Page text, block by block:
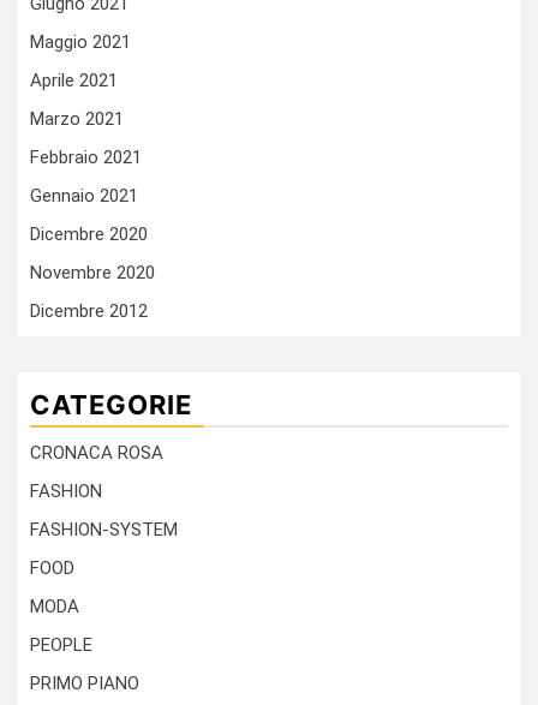
Maggio 2021
Aprile 2021
Marzo 2021
Febbraio 2021
Gennaio 2021
Dicembre 2020
Novembre 2020
Dicembre 2012
CATEGORIE
CRONACA ROSA
FASHION
FASHION-SYSTEM
FOOD
MODA
PEOPLE
PRIMO PIANO